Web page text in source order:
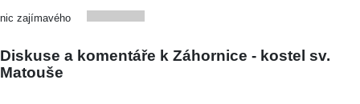
nic zajímavého
Diskuse a komentáře k Záhornice - kostel sv.
Matouše